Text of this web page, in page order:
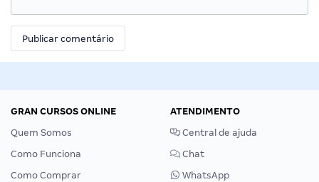
GRAN CURSOS ONLINE
Quem Somos
Como Funciona
Como Comprar
ATENDIMENTO
Central de ajuda
Chat
WhatsApp